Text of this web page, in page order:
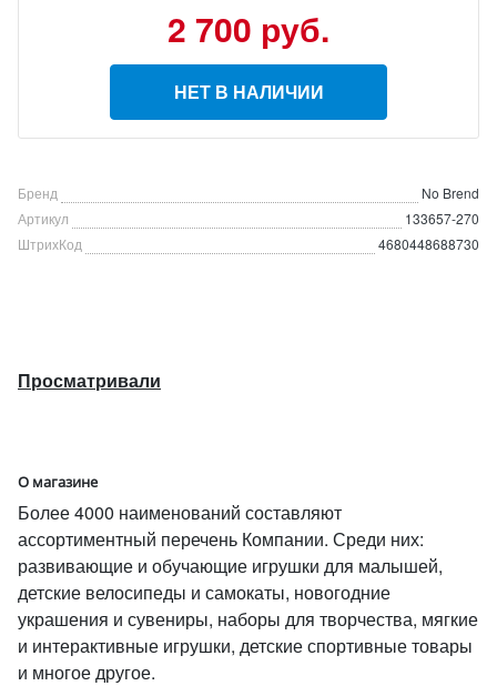
2 700 руб.
НЕТ В НАЛИЧИИ
Бренд
No Brend
Артикул
133657-270
ШтрихКод
4680448688730
Просматривали
О магазине
Более 4000 наименований составляют
ассортиментный перечень Компании. Среди них:
развивающие и обучающие игрушки для малышей,
детские велосипеды и самокаты, новогодние
украшения и сувениры, наборы для творчества, мягкие
и интерактивные игрушки, детские спортивные товары
и многое другое.